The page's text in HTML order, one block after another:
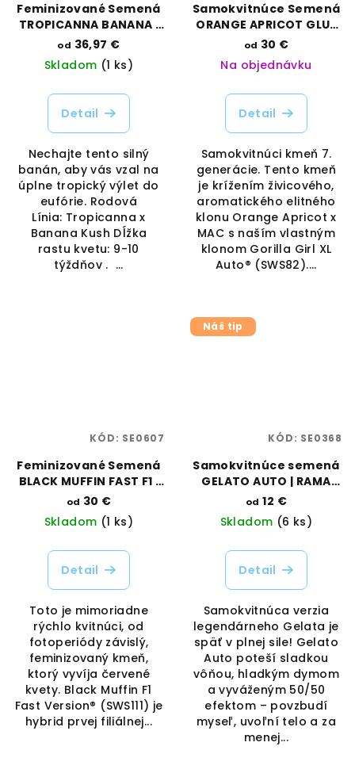
Feminizované Semená
TROPICANNA BANANA |
BARNEYS FARM
od 36,97 €
Skladom (1 ks)
Detail
Nechajte tento silný
banán, aby vás vzal na
úplne tropický výlet do
eufórie. Rodová
Línia: Tropicanna x
Banana Kush Dĺžka
rastu kvetu: 9-10
týždňov . ...
Samokvitnúce Semená
ORANGE APRICOT GLUE
XL AUTO | SWEET SEEDS
od 30 €
Na objednávku
Detail
Samokvitnúci kmeň 7.
generácie. Tento kmeň
je krížením živicového,
aromatického elitného
klonu Orange Apricot x
MAC s naším vlastným
klonom Gorilla Girl XL
Auto® (SWS82)....
Feminizované Semená
BLACK MUFFIN FAST F1 |
SWEET SEEDS
od 30 €
Skladom (1 ks)
Detail
Toto je mimoriadne
rýchlo kvitnúci, od
fotoperiódy závislý,
feminizovaný kmeň,
ktorý vyvíja červené
kvety. Black Muffin F1
Fast Version® (SWS111) je
hybrid prvej filiálnej...
KÓD: SE0607
Náš tip
Samokvitnúce semená
GELATO AUTO | RAMA
SEEDS
od 12 €
Skladom (6 ks)
Detail
Samokvitnúca verzia
legendárneho Gelata je
späť v plnej sile! Gelato
Auto poteší sladkou
vôňou, hladkým dymom
a vyváženým 50/50
efektom – povzbudí
myseľ, uvoľní telo a za
menej...
KÓD: SE0368